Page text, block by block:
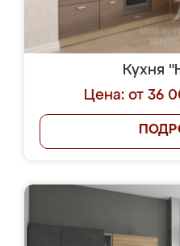
Кухня
Цена: от 36